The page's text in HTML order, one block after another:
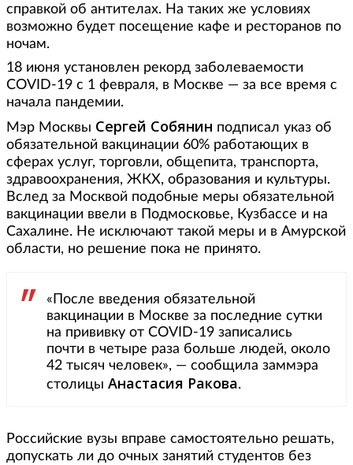
справкой об антителах. На таких же условиях
возможно будет посещение кафе и ресторанов по
ночам.
18 июня установлен рекорд заболеваемости
COVID-19 с 1 февраля, в Москве — за все время с
начала пандемии.
Мэр Москвы Сергей Собянин подписал указ об
обязательной вакцинации 60% работающих в
сферах услуг, торговли, общепита, транспорта,
здравоохранения, ЖКХ, образования и культуры.
Вслед за Москвой подобные меры обязательной
вакцинации ввели в Подмосковье, Кузбассе и на
Сахалине. Не исключают такой меры и в Амурской
области, но решение пока не принято.
«После введения обязательной
вакцинации в Москве за последние сутки
на прививку от COVID-19 записались
почти в четыре раза больше людей, около
42 тысяч человек», — сообщила заммэра
столицы Анастасия Ракова.
Российские вузы вправе самостоятельно решать,
допускать ли до очных занятий студентов без